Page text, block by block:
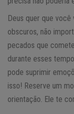
Deus quer que você
obscuros, não
pecados que
durante esses
pode suprimir
isso! Reserve um
orientação. Ele te